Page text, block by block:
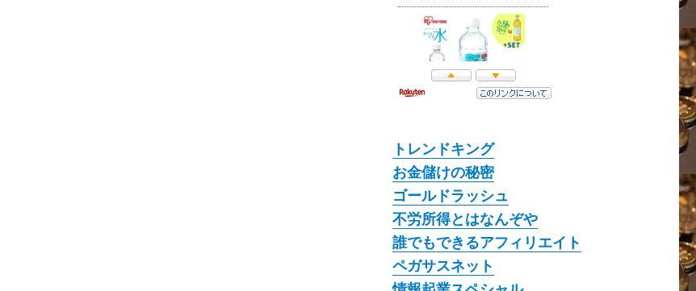
トレンドキング
お金儲けの秘密
ゴールドラッシュ
不労所得とはなんぞや
誰でもできるアフィリエイト
ペガサスネット